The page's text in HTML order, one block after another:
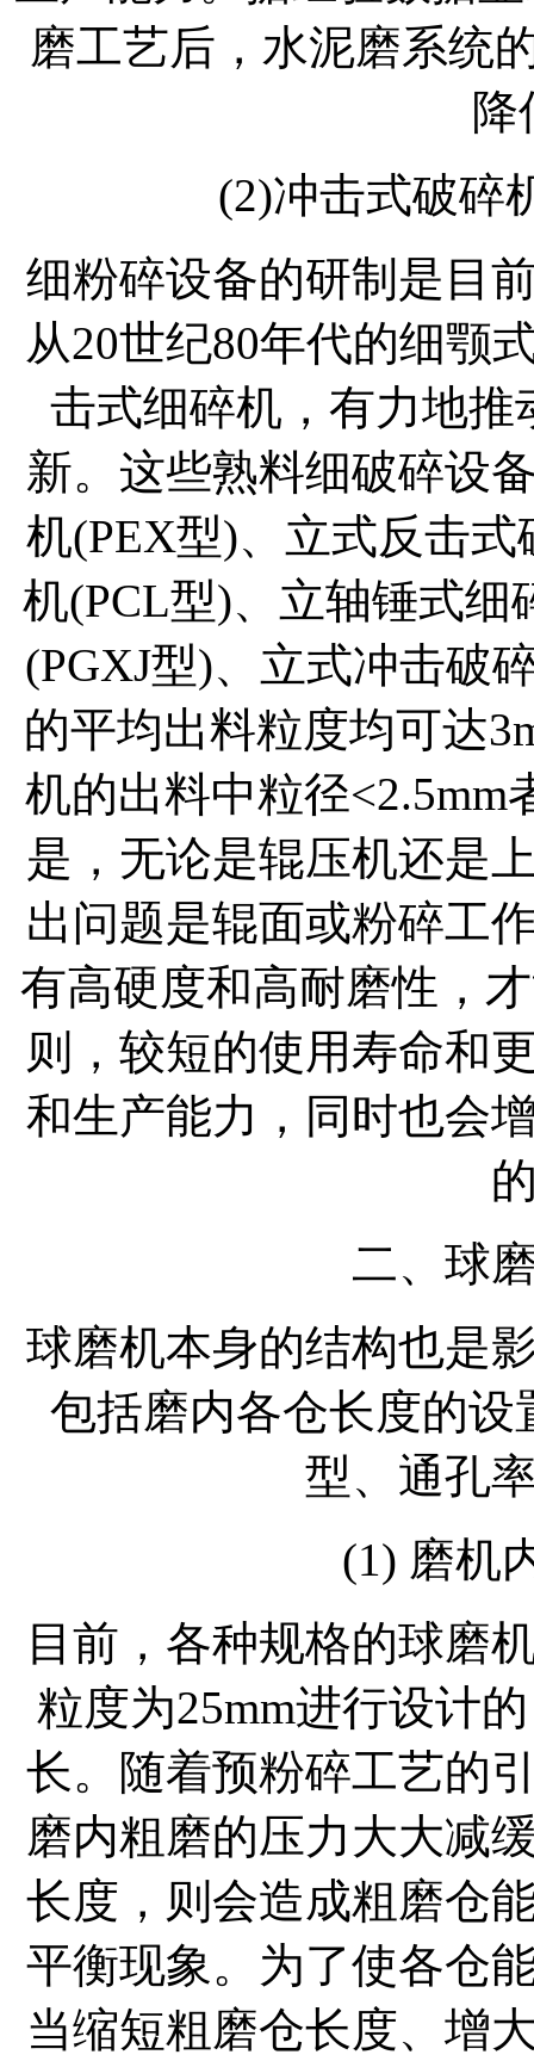
磨工艺后，水泥磨系统
降
(2)冲击式破碎
细粉碎设备的研制是目
从20世纪80年代的细颚
击式细碎机，有力地
新。这些熟料细破碎设
机(PEX型)、立式反击
机(PCL型)、立轴锤式
(PGXJ型)、立式冲击破
的平均出料粒度均可达
机的出料中粒径<2.5mm
是，无论是辊压机还是
出问题是辊面或粉碎工
有高硬度和高耐磨性，
则，较短的使用寿命和
和生产能力，同时也会
二、球
球磨机本身的结构也是
包括磨内各仓长度的
型、通孔
(1) 磨机
目前，各种规格的球磨
粒度为25mm进行设计
长。随着预粉碎工艺的
磨内粗磨的压力大大减
长度，则会造成粗磨仓
平衡现象。为了使各仓
当缩短粗磨仓长度、增